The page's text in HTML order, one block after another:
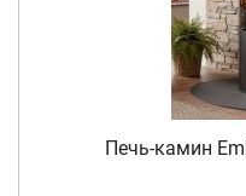
Печь-камин